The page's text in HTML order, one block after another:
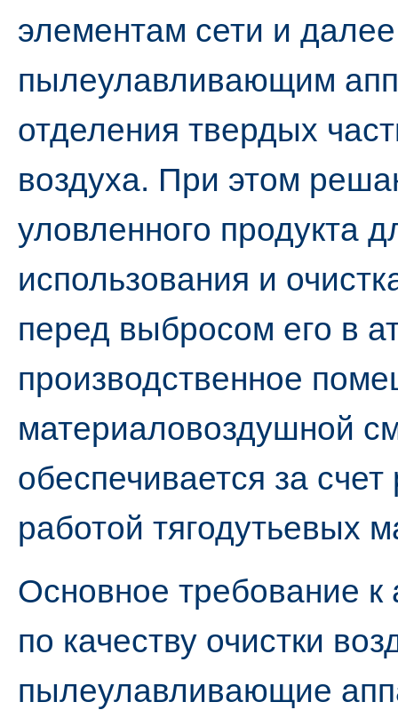
элементам сети и
пылеулавливающим
отделения твердых
воздуха. При этом
уловленного продукта
использования и
перед выбросом его в
производственное
материаловоздушной
обеспечивается за
работой тягодутьевых
Основное требование
по качеству очистки
пылеулавливающие